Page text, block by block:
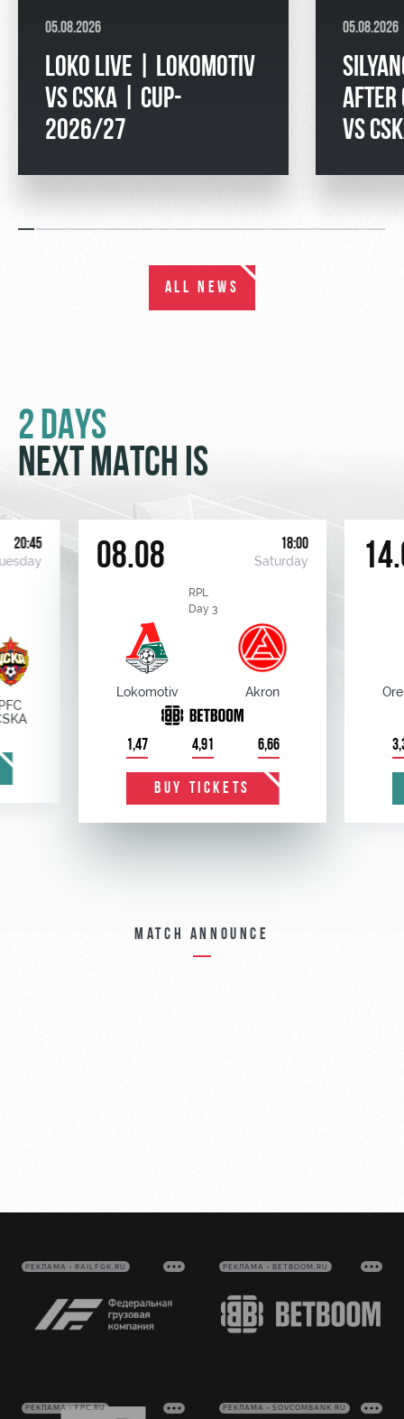
05.08.2026
LOKO LIVE | LOKOMOTIV
VS CSKA | CUP-
2026/27
05.08.2026
AFTER
VS
ALL NEWS
2 DAYS
NEXT MATCH IS
20:45 08.08 18:00
Saturday
RPL
Day 3
Lokomotiv Akron
1,47 4,91 6,66
BUY TICKETS
Match announce
РЕКЛАМА • RAILFGK.RU РЕКЛАМА • BETBOOM.RU
РЕКЛАМА • FPC.RU РЕКЛАМА • SOVCOMBANK.RU